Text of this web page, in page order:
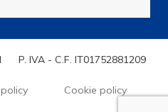
P. IVA - C.F. IT01752881209
Cookie policy